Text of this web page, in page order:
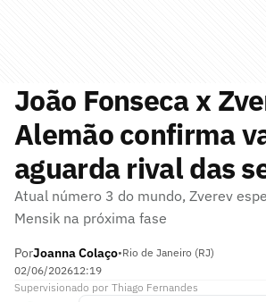
João Fonseca x
Alemão confirma
aguarda rival das
Atual número 3 do mundo, Zverev
Mensik na próxima fase
PorJoanna Colaço•Rio de Janeiro (RJ)
02/06/202612:19
Supervisionado por Thiago Fernandes